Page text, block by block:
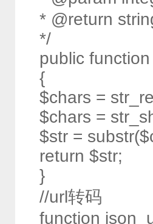
* @return
*/
public
{
$chars =
$chars =
$str =
return $str;
}
//url转码
function